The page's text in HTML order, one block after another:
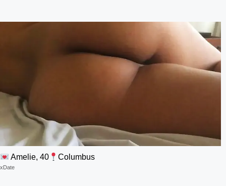
Amelie, 40 Columbus
xDate